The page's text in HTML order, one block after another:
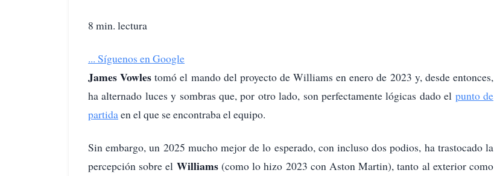
8 min. lectura
... Síguenos en Google
James Vowles tomó el mando del proyecto de Williams en enero de 2023 y, desde entonces,
ha alternado luces y sombras que, por otro lado, son perfectamente lógicas dado el punto de
partida en el que se encontraba el equipo.
Sin embargo, un 2025 mucho mejor de lo esperado, con incluso dos podios, ha trastocado la
percepción sobre el Williams(como lo hizo 2023 con Aston Martin), tanto al exterior como